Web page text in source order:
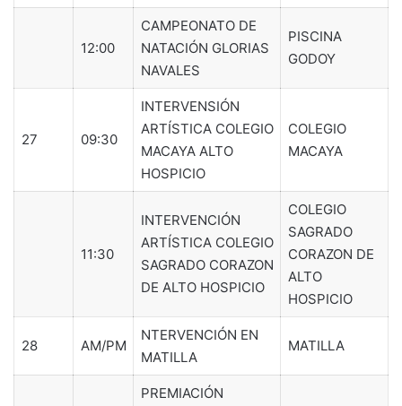
12:00
CAMPEONATO DE
NATACIÓN GLORIAS
NAVALES
PISCINA
GODOY
27 09:30
INTERVENSIÓN
ARTÍSTICA COLEGIO
MACAYA ALTO
HOSPICIO
COLEGIO
MACAYA
11:30
INTERVENCIÓN
ARTÍSTICA COLEGIO
SAGRADO CORAZON
DE ALTO HOSPICIO
COLEGIO
SAGRADO
CORAZON DE
ALTO
HOSPICIO
28 AM/PM
NTERVENCIÓN EN
MATILLA
MATILLA
PREMIACIÓN